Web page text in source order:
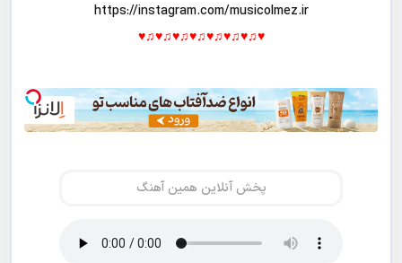
https://instagram.com/musicolmez.ir
♥♫♥♫♥♫♥♫♥♫♥♫♥♫♥
پخش آنلاین همین آهنگ